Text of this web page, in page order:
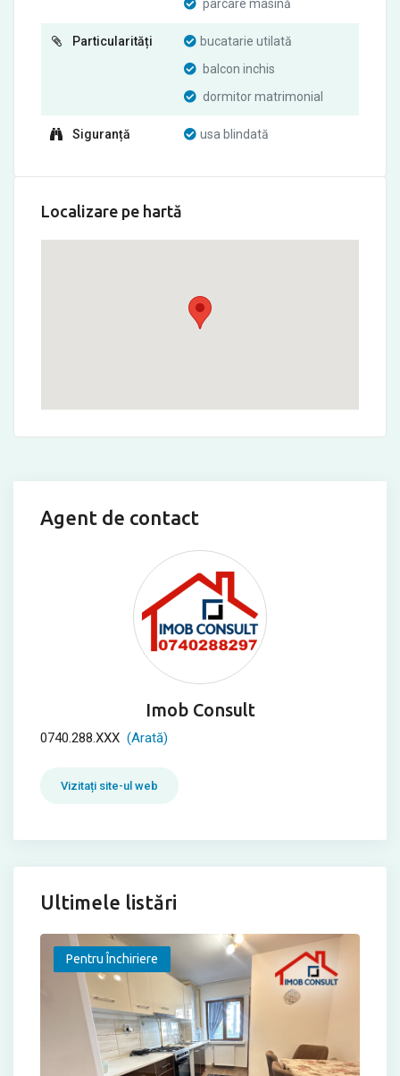
parcare masină
Particularități
bucatarie utilată
balcon inchis
dormitor matrimonial
Siguranță usa blindată
Localizare pe hartă
Agent de contact
Imob Consult
0740.288.XXX (Arată)
Vizitați site-ul web
Ultimele listări
Pentru Închiriere